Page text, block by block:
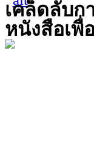
เคล็ดลับก
หนังสือเพื่